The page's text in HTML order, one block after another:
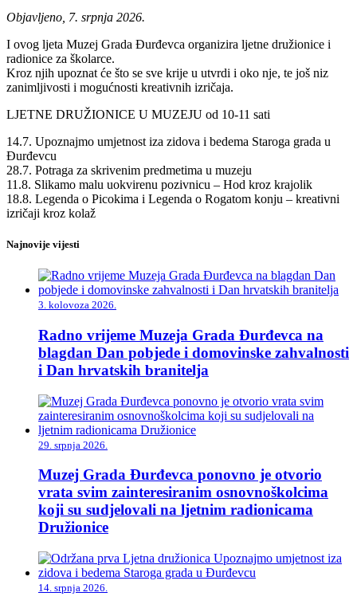
Objavljeno, 7. srpnja 2026.
I ovog ljeta Muzej Grada Đurđevca organizira ljetne družionice i
radionice za školarce.
Kroz njih upoznat će što se sve krije u utvrdi i oko nje, te još niz
zanimljivosti i mogućnosti kreativnih izričaja.
LJETNE DRUŽIONICE U MUZEJU od 10-11 sati
14.7. Upoznajmo umjetnost iza zidova i bedema Staroga grada u
Đurđevcu
28.7. Potraga za skrivenim predmetima u muzeju
11.8. Slikamo malu uokvirenu pozivnicu – Hod kroz krajolik
18.8. Legenda o Picokima i Legenda o Rogatom konju – kreativni
izričaji kroz kolaž
Najnovije vijesti
3. kolovoza 2026.
Radno vrijeme Muzeja Grada Đurđevca na
blagdan Dan pobjede i domovinske zahvalnosti
i Dan hrvatskih branitelja
29. srpnja 2026.
Muzej Grada Đurđevca ponovno je otvorio
vrata svim zainteresiranim osnovnoškolcima
koji su sudjelovali na ljetnim radionicama
Družionice
14. srpnja 2026.